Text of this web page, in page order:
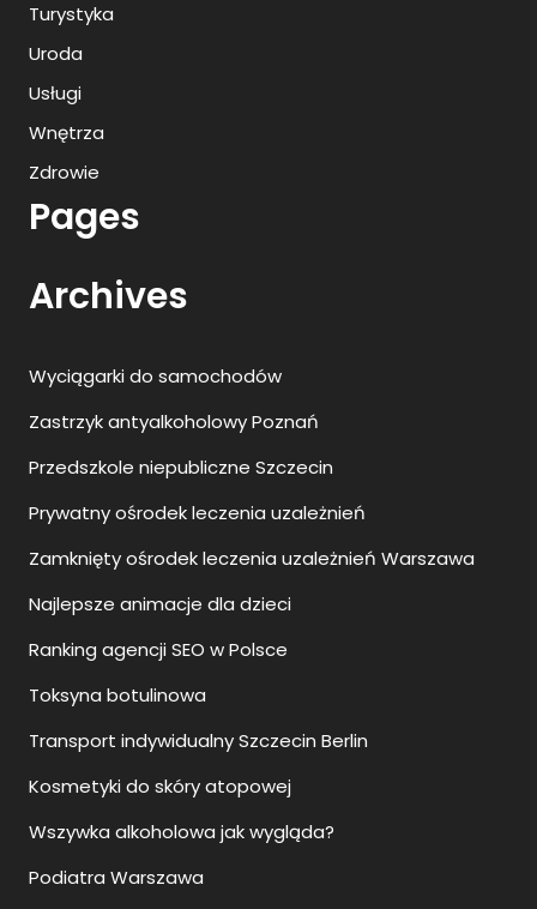
Turystyka
Uroda
Usługi
Wnętrza
Zdrowie
Pages
Archives
Wyciągarki do samochodów
Zastrzyk antyalkoholowy Poznań
Przedszkole niepubliczne Szczecin
Prywatny ośrodek leczenia uzależnień
Zamknięty ośrodek leczenia uzależnień Warszawa
Najlepsze animacje dla dzieci
Ranking agencji SEO w Polsce
Toksyna botulinowa
Transport indywidualny Szczecin Berlin
Kosmetyki do skóry atopowej
Wszywka alkoholowa jak wygląda?
Podiatra Warszawa